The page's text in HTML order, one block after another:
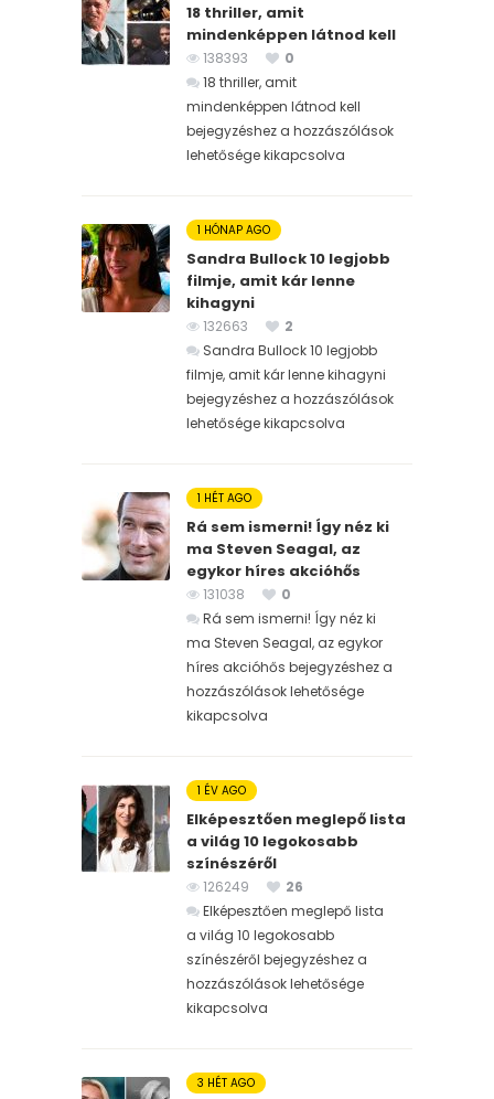
18 thriller, amit
mindenképpen látnod kell
138393
0
18 thriller, amit
mindenképpen látnod kell
bejegyzéshez a hozzászólások
lehetősége kikapcsolva
1 HÓNAP AGO
Sandra Bullock 10 legjobb
filmje, amit kár lenne
kihagyni
132663
2
Sandra Bullock 10 legjobb
filmje, amit kár lenne kihagyni
bejegyzéshez a hozzászólások
lehetősége kikapcsolva
1 HÉT AGO
Rá sem ismerni! Így néz ki
ma Steven Seagal, az
egykor híres akcióhős
131038
0
Rá sem ismerni! Így néz ki
ma Steven Seagal, az egykor
híres akcióhős bejegyzéshez a
hozzászólások lehetősége
kikapcsolva
1 ÉV AGO
Elképesztően meglepő lista
a világ 10 legokosabb
színészéről
126249
26
Elképesztően meglepő lista
a világ 10 legokosabb
színészéről bejegyzéshez a
hozzászólások lehetősége
kikapcsolva
3 HÉT AGO